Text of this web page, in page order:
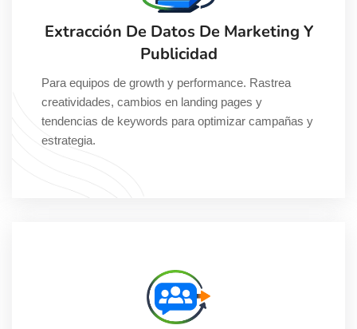
Extracción De Datos De Marketing Y
Publicidad
Para equipos de growth y performance. Rastrea
creatividades, cambios en landing pages y
tendencias de keywords para optimizar campañas y
estrategia.